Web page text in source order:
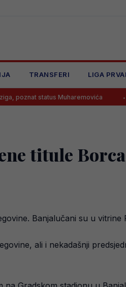
TRANSFERI LIGA
Muharemovića Lionel
titule
Banjalučani su u
ali i nekadašnji